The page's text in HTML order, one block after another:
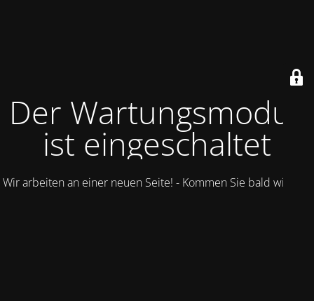
Der Wartungsmodus
ist eingeschaltet
Wir arbeiten an einer neuen Seite! - Kommen Sie bald wieder.